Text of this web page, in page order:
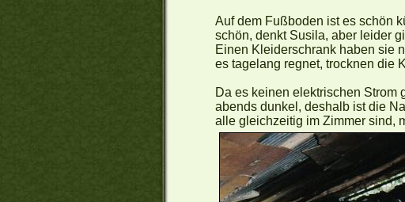
Auf dem Fußboden ist es schön
schön, denkt Susila, aber leider
Einen Kleiderschrank haben sie
es tagelang regnet, trocknen die
Da es keinen elektrischen Strom
abends dunkel, deshalb ist die
alle gleichzeitig im Zimmer sind,